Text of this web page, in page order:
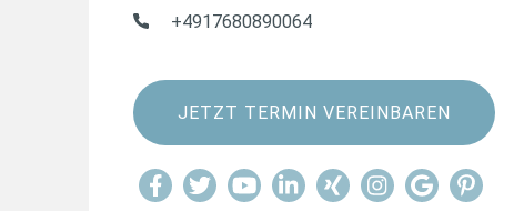
+4917680890064
JETZT TERMIN VEREINBAREN